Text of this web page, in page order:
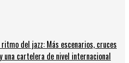
del jazz: Más escenarios, cruces
una cartelera de nivel internacional